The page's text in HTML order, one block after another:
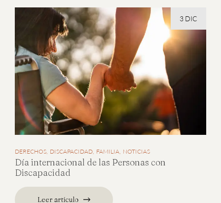
3 DIC
DERECHOS DISCAPACIDAD FAMILIA NOTICIAS
Día internacional de las Personas con
Discapacidad
Leer artículo